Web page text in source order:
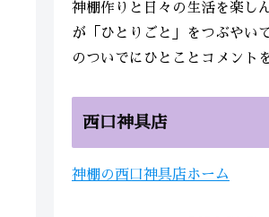
神棚作りと日々の生活を楽し
が「ひとりごと」をつぶやい
のついでにひとことコメント
西口神具店
神棚の西口神具店ホーム